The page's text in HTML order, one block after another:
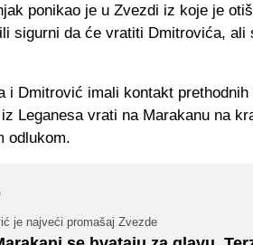
ponikao je u Zvezdi iz koje je
sigurni da će vratiti Dmitrovića,
i Dmitrović imali kontakt
Leganesa vrati na Marakanu na
odlukom.
je najveći promašaj Zvezde